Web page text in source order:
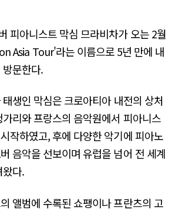
피아니스트 막심 므라비차가 오는 2월
Asia Tour'라는 이름으로 5년 만에 내
문한다.
생인 막심은 크로아티아 내전의 상처
리와 프랑스의 음악원에서 피아니스
작하였고, 후에 다양한 악기에 피아노
음악을 선보이며 유럽을 넘어 전 세계
왔다.
앨범에 수록된 쇼팽이나 프란츠의 고